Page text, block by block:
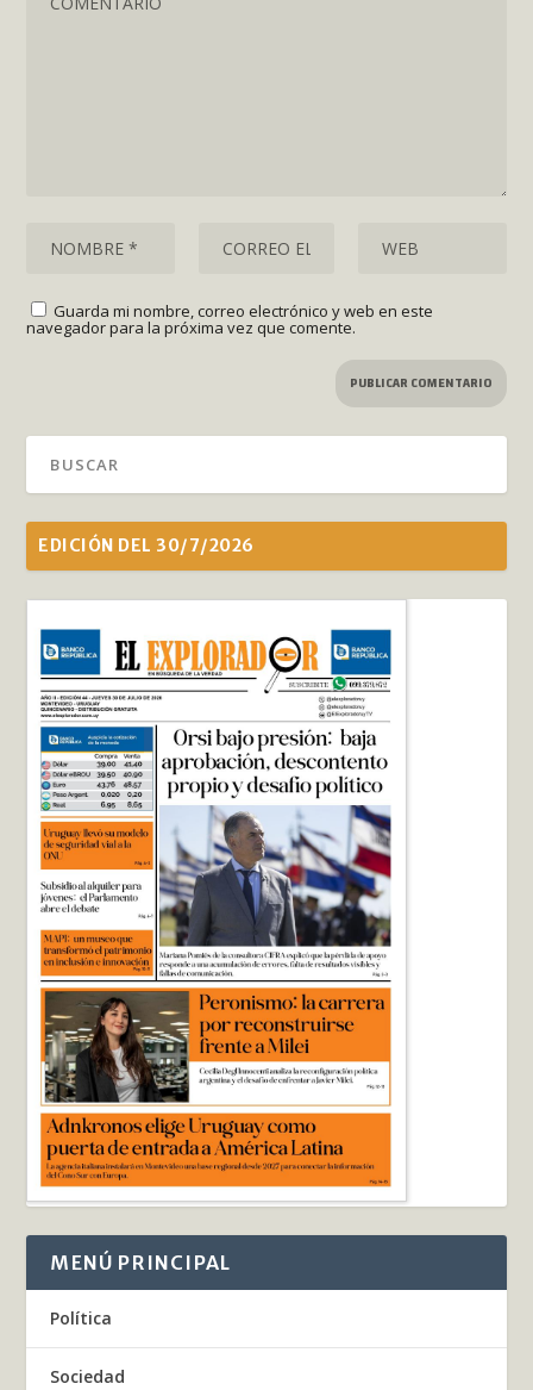
Guarda mi nombre, correo electrónico y web en este
navegador para la próxima vez que comente.
EDICIÓN DEL 30/7/2026
MENÚ PRINCIPAL
Política
Sociedad